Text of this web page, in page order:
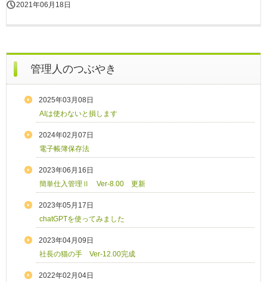
2021年06月18日
管理人のつぶやき
2025年03月08日
AIは使わないと損します
2024年02月07日
電子帳簿保存法
2023年06月16日
簡単仕入管理Ⅱ Ver-8.00 更新
2023年05月17日
chatGPTを使ってみました
2023年04月09日
社長の猫の手 Ver-12.00完成
2022年02月04日